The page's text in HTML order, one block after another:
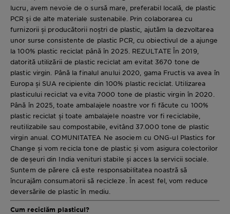
lucru, avem nevoie de o sursă mare, preferabil locală, de plastic
PCR și de alte materiale sustenabile. Prin colaborarea cu
furnizorii și producătorii noștri de plastic, ajutăm la dezvoltarea
unor surse consistente de plastic PCR, cu obiectivul de a ajunge
la 100% plastic reciclat până în 2025. REZULTATE În 2019,
datorită utilizării de plastic reciclat am evitat 3670 tone de
plastic virgin. Până la finalul anului 2020, gama Fructis va avea în
Europa și SUA recipiente din 100% plastic reciclat. Utilizarea
plasticului reciclat va evita 7000 tone de plastic virgin în 2020.
Până în 2025, toate ambalajele noastre vor fi făcute cu 100%
plastic reciclat și toate ambalajele noastre vor fi reciclabile,
reutilizabile sau compostabile, evitând 37.000 tone de plastic
virgin anual. COMUNITATEA Ne asociem cu ONG-ul Plastics for
Change și vom recicla tone de plastic și vom asigura colectorilor
de deșeuri din India venituri stabile și acces la servicii sociale.
Suntem de părere că este responsabilitatea noastră să
încurajăm consumatorii să recicleze. În acest fel, vom reduce
deversările de plastic în mediu.
Cum reciclăm plasticul?